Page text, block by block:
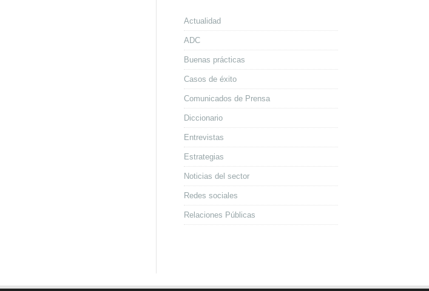
Actualidad
ADC
Buenas prácticas
Casos de éxito
Comunicados de Prensa
Diccionario
Entrevistas
Estrategias
Noticias del sector
Redes sociales
Relaciones Públicas